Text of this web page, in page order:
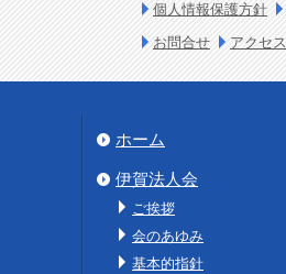
個人情報保護方針
お問合せ
アクセス
ホーム
伊賀法人会
ご挨拶
会のあゆみ
基本的指針